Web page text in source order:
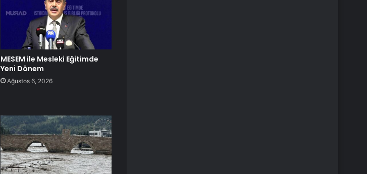
MESEM ile Mesleki Eğitimde
Yeni Dönem
Ağustos 6, 2026